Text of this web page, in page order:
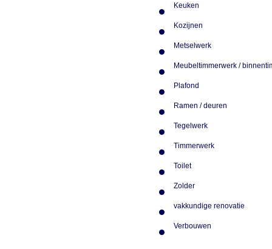
Keuken
Kozijnen
Metselwerk
Meubeltimmerwerk /
Plafond
Ramen / deuren
Tegelwerk
Timmerwerk
Toilet
Zolder
vakkundige renovatie
Verbouwen